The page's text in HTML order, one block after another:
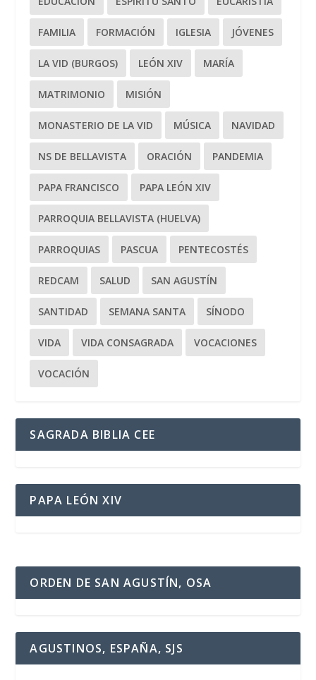
FAMILIA FORMACIÓN IGLESIA JÓVENES
LA VID (BURGOS) LEÓN XIV MARÍA
MATRIMONIO MISIÓN
MONASTERIO DE LA VID MÚSICA NAVIDAD
NS DE BELLAVISTA ORACIÓN PANDEMIA
PAPA FRANCISCO PAPA LEÓN XIV
PARROQUIA BELLAVISTA (HUELVA)
PARROQUIAS PASCUA PENTECOSTÉS
REDCAM SALUD SAN AGUSTÍN
SANTIDAD SEMANA SANTA SÍNODO
VIDA VIDA CONSAGRADA VOCACIONES
VOCACIÓN
SAGRADA BIBLIA CEE
PAPA LEÓN XIV
ORDEN DE SAN AGUSTÍN, OSA
AGUSTINOS, ESPAÑA, SJS